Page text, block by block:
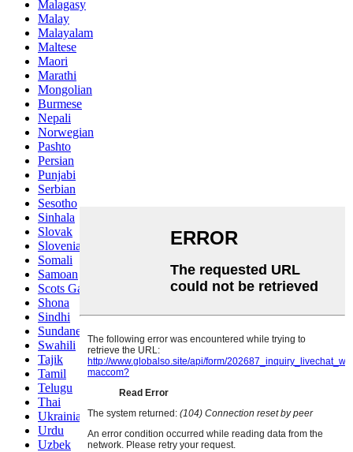
Malagasy
Malay
Malayalam
Maltese
Maori
Marathi
Mongolian
Burmese
Nepali
Norwegian
Pashto
Persian
Punjabi
Serbian
Sesotho
Sinhala
Slovak
Slovenian
Somali
Samoan
Scots Gaelic
Shona
Sindhi
Sundanese
Swahili
Tajik
Tamil
Telugu
Thai
Ukrainian
Urdu
Uzbek